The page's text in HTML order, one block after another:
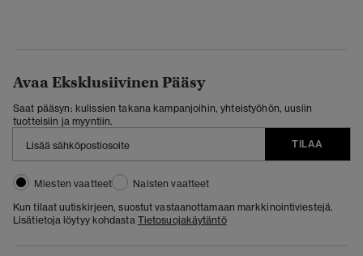
Avaa Eksklusiivinen Pääsy
Saat pääsyn: kulissien takana kampanjoihin, yhteistyöhön, uusiin
tuotteisiin ja myyntiin.
TILAA
Miesten vaatteet
Naisten vaatteet
Kun tilaat uutiskirjeen, suostut vastaanottamaan markkinointiviestejä.
Lisätietoja löytyy kohdasta Tietosuojakäytäntö